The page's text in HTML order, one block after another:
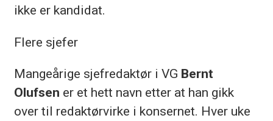
ikke er kandidat.
Flere sjefer
Mangeårige sjefredaktør i VG Bernt
Olufsen er et hett navn etter at han gikk
over til redaktørvirke i konsernet. Hver uke